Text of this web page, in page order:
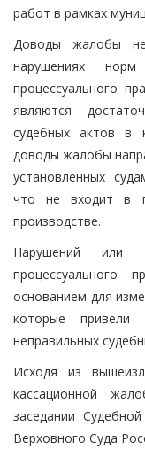
работ в рамках
Доводы жалобы не
нарушениях
процессуального
являются
судебных актов в
доводы жалобы
установленных
что не входит в
производстве.
Нарушений или
процессуального
основанием для
которые
неправильных
Исходя из
кассационной
заседании
Верховного Суда